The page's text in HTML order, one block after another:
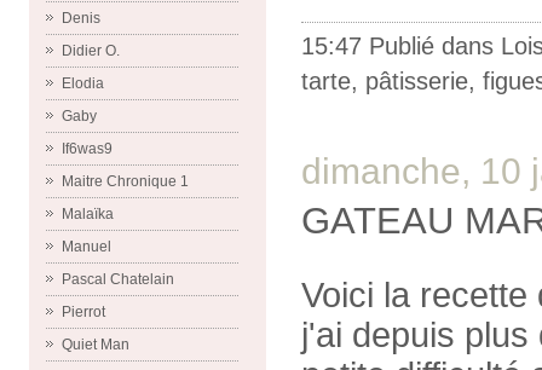
Denis
Didier O.
Elodia
Gaby
If6was9
Maitre Chronique 1
Malaïka
Manuel
Pascal Chatelain
Pierrot
Quiet Man
15:47 Publié dans
tarte, pâtisserie,
dimanche, 10
GATEAU
Voici la recette
j'ai depuis